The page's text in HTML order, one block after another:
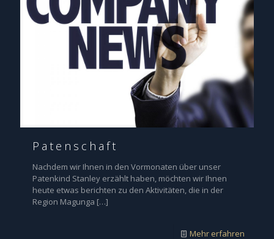
Patenschaft
Nachdem wir Ihnen in den Vormonaten über unser
Patenkind Stanley erzählt haben, möchten wir Ihnen
heute etwas berichten zu den Aktivitäten, die in der
Region Magunga […]
Mehr erfahren